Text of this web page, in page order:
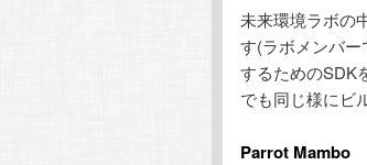
テ
ン
ン
ツ
未来環境ラボの
す(ラボメンバ
するためのSDK
でも同じ様にビ
Parrot Mambo